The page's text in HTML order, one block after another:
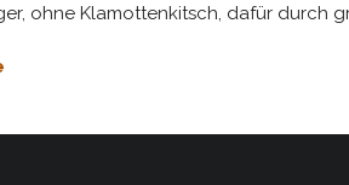
ohne Klamottenkitsch, dafür durch